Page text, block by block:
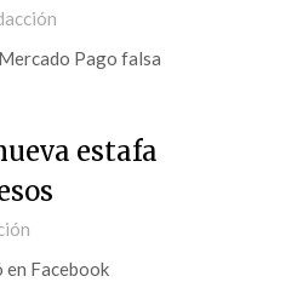
Pago falsa
estafa
en Facebook